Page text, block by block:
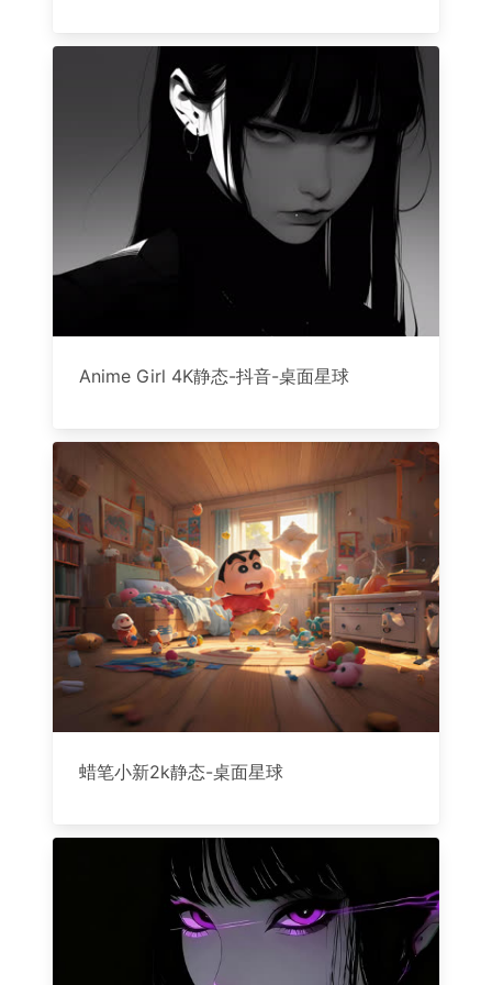
Anime Girl 4K静态-抖音-桌面星球
蜡笔小新2k静态-桌面星球